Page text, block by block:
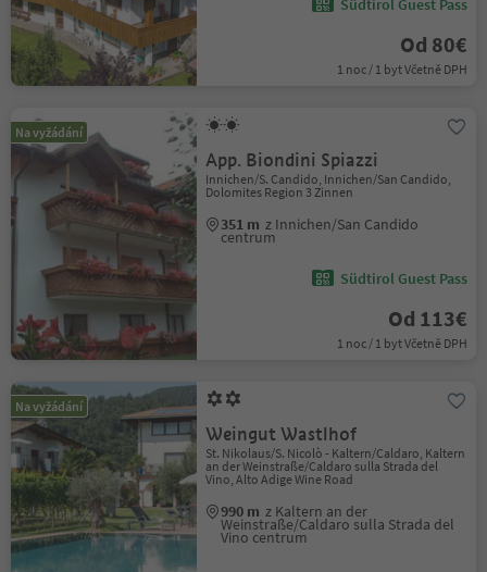
Od 80€
1 noc / 1 byt Včetně DPH
Na vyžádání
App. Biondini Spiazzi
Innichen/S. Candido, Innichen/San Candido,
Dolomites Region 3 Zinnen
351 m z Innichen/San Candido
centrum
Südtirol Guest Pass
Od 113€
1 noc / 1 byt Včetně DPH
Na vyžádání
Weingut Wastlhof
St. Nikolaus/S. Nicolò - Kaltern/Caldaro, Kaltern
an der Weinstraße/Caldaro sulla Strada del
Vino, Alto Adige Wine Road
990 m z Kaltern an der
Weinstraße/Caldaro sulla Strada del
Vino centrum